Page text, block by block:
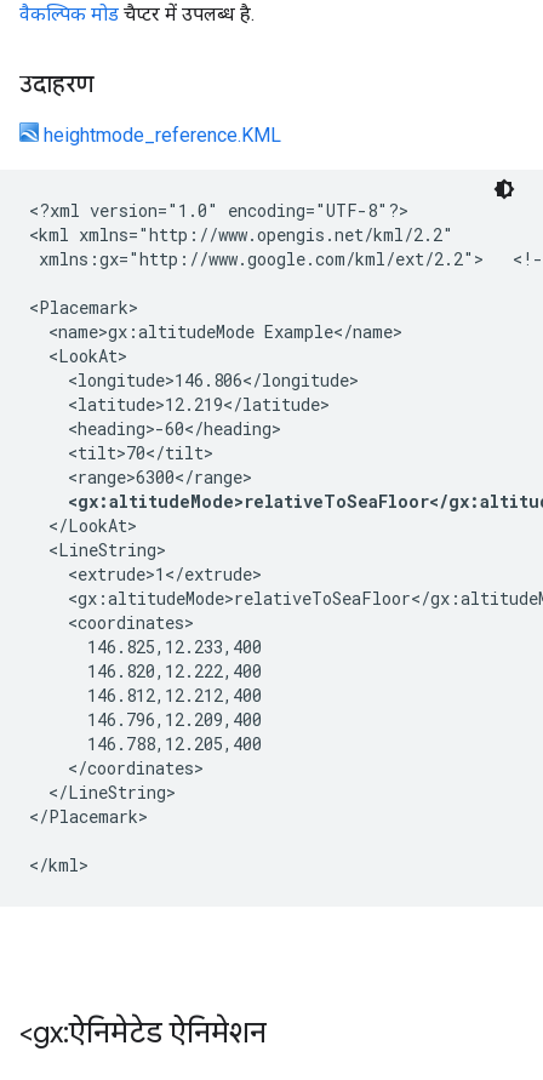
वैकल्पिक मोड चैप्टर में उपलब्ध है.
उदाहरण
heightmode_reference.KML
<?xml version="1.0" encoding="UTF-8"?>
<kml xmlns="http://www.opengis.net/kml/2.2"
xmlns:gx="http://www.google.com/kml/ext/2.2">
<Placemark>
  <name>gx:altitudeMode Example</name>
  <LookAt>
    <longitude>146.806</longitude>
    <latitude>12.219</latitude>
    <heading>-60</heading>
    <tilt>70</tilt>
    <range>6300</range>
<gx:altitudeMode>relativeToSeaFloor</
  </LookAt>
  <LineString>
    <extrude>1</extrude>
<gx:altitudeMode>relativeToSeaFloor</
    <coordinates>
      146.825,12.233,400
      146.820,12.222,400
      146.812,12.212,400
      146.796,12.209,400
      146.788,12.205,400
    </coordinates>
  </LineString>
</Placemark>
<gx:ऐनिमेटेड ऐनिमेशन